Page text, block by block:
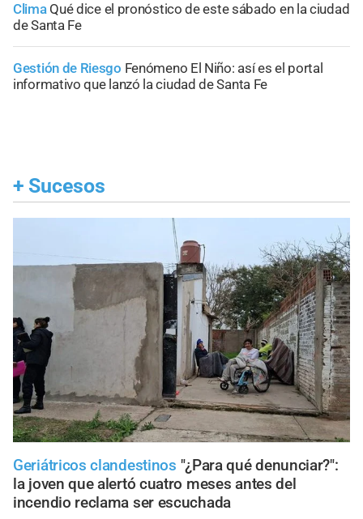
Clima Qué dice el pronóstico de este sábado en la ciudad
de Santa Fe
Gestión de Riesgo Fenómeno El Niño: así es el portal
informativo que lanzó la ciudad de Santa Fe
+ Sucesos
Geriátricos clandestinos "¿Para qué denunciar?":
la joven que alertó cuatro meses antes del
incendio reclama ser escuchada